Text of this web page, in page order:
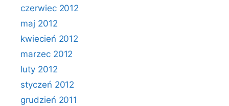
czerwiec 2012
maj 2012
kwiecień 2012
marzec 2012
luty 2012
styczeń 2012
grudzień 2011